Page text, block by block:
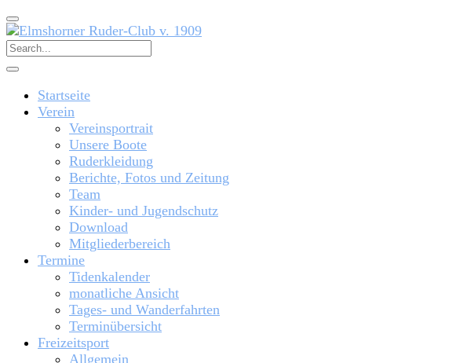
Startseite
Verein
Vereinsportrait
Unsere Boote
Ruderkleidung
Berichte, Fotos und Zeitung
Team
Kinder- und Jugendschutz
Download
Mitgliederbereich
Termine
Tidenkalender
monatliche Ansicht
Tages- und Wanderfahrten
Terminübersicht
Freizeitsport
Allgemein